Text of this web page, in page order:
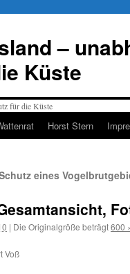
–
Küste
Horst Stern
eines
| Die Originalgröße beträgt600
Voß